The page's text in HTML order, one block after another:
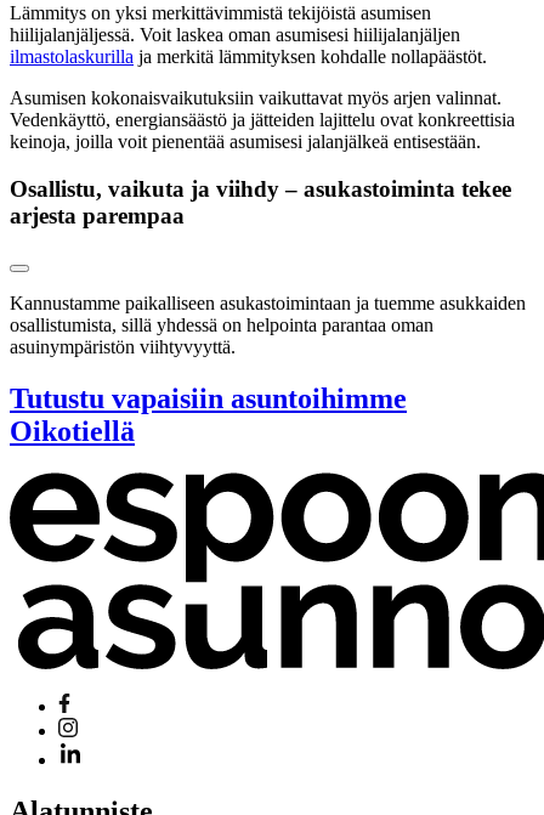
Lämmitys on yksi merkittävimmistä tekijöistä asumisen
hiilijalanjäljessä. Voit laskea oman asumisesi hiilijalanjäljen
ilmastolaskurilla ja merkitä lämmityksen kohdalle nollapäästöt.
Asumisen kokonaisvaikutuksiin vaikuttavat myös arjen valinnat.
Vedenkäyttö, energiansäästö ja jätteiden lajittelu ovat konkreettisia
keinoja, joilla voit pienentää asumisesi jalanjälkeä entisestään.
Osallistu, vaikuta ja viihdy – asukastoiminta tekee
arjesta parempaa
Kannustamme paikalliseen asukastoimintaan ja tuemme asukkaiden
osallistumista, sillä yhdessä on helpointa parantaa oman
asuinympäristön viihtyvyyttä.
Tutustu vapaisiin asuntoihimme
Oikotiellä